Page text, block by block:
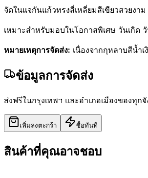
จัดในแจกันแก้วทรงสี่เหลี่ยมสีเขียวสวยงา
เหมาะสำหรับมอบในโอกาสพิเศษ วันเกิ
หมายเหตุการจัดส่ง: เนื่องจากกุหลาบสีน้ำ
ข้อมูลการจัดส่ง
ส่งฟรีในกรุงเทพฯ และอำเภอเมืองของทุ
เพิ่มลงตะกร้า ซื้อทันที
สินค้าที่คุณอาจชอบ